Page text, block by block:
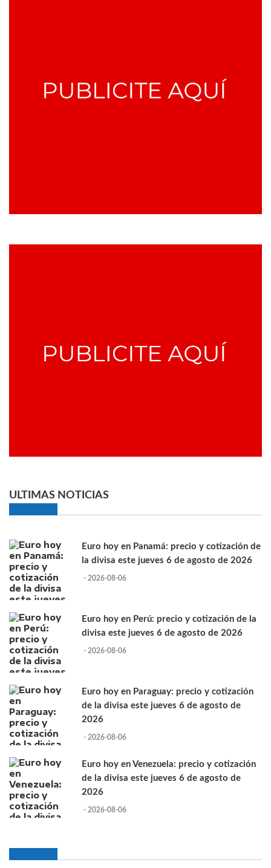
ULTIMAS NOTICIAS
Euro hoy en Panamá: precio y cotización de
la divisa este jueves 6 de agosto de 2026
- 2026-08-06
Euro hoy en Perú: precio y cotización de la
divisa este jueves 6 de agosto de 2026
- 2026-08-06
Euro hoy en Paraguay: precio y cotización
de la divisa este jueves 6 de agosto de
2026
- 2026-08-06
Euro hoy en Venezuela: precio y cotización
de la divisa este jueves 6 de agosto de
2026
- 2026-08-06